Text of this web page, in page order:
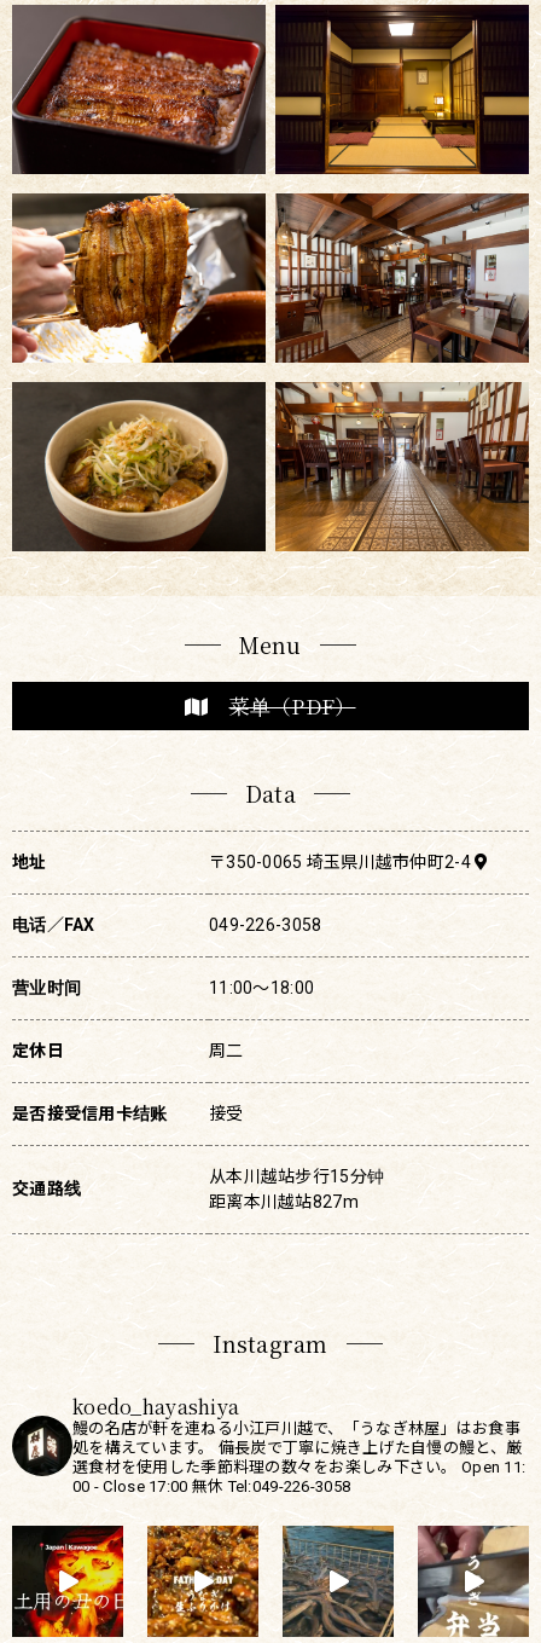
Menu
菜单（PDF）
Data
地址 〒350-0065 埼玉県川越市仲町2-4
电话／FAX 049-226-3058
营业时间 11:00〜18:00
定休日 周二
是否接受信用卡结账 接受
交通路线
从本川越站步行15分钟
距离本川越站827m
Instagram
koedo_hayashiya
鰻の名店が軒を連ねる小江戸川越で、「うなぎ林屋」はお食事
処を構えています。備長炭で丁寧に焼き上げた自慢の鰻と、厳
選食材を使用した季節料理の数々をお楽しみ下さい。
Open 11:
00 - Close 17:00 無休 Tel:049-226-3058